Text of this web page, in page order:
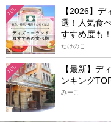
TDL
【2026】
選！人気食
すすめ度も！
たけのこ
TDL
【最新】デ
ンキング
みーこ